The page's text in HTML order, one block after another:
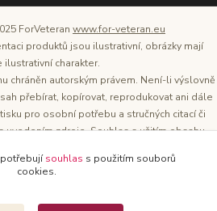
ForVeteran www.for-veteran.eu
produktů jsou ilustrativní, obrázky mají
ilustrativní charakter.
chráněn autorským právem. Není-li výslovně
přebírat, kopírovat, reprodukovat ani dále
pro osobní potřebu a stručných citací či
uvedením zdroje. Souhlas s užitím obsahu
stránek je Tomáš Oršel.
potřebujísouhlas s použitím souborů
cookies.